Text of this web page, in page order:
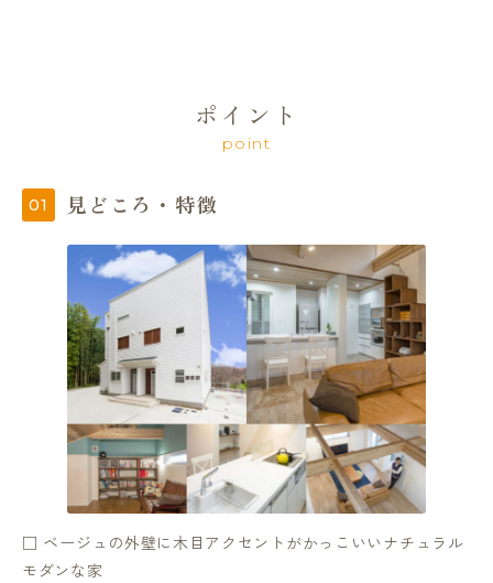
ポイント
point
見どころ・特徴
□ ベージュの外壁に木目アクセントがかっこいいナチュラル
モダンな家